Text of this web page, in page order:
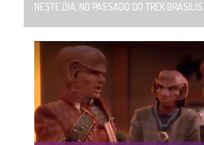
NESTE DIA, NO PASSADO DO TREK BRASILIS...